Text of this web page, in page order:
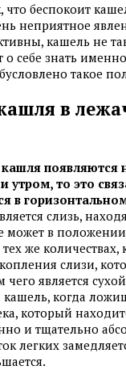
что беспокоит
неприятное
кашель не
себе знать
такое
в
появляются
утром, то это
в
слизь,
может в
тех же
слизи,
чего является
когда
который
и тщательно
легких